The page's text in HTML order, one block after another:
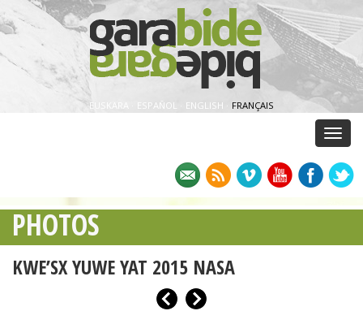
EUSKARA ESPAÑOL · ENGLISH · FRANÇAIS
PHOTOS
KWE’SX YUWE YAT 2015 NASA